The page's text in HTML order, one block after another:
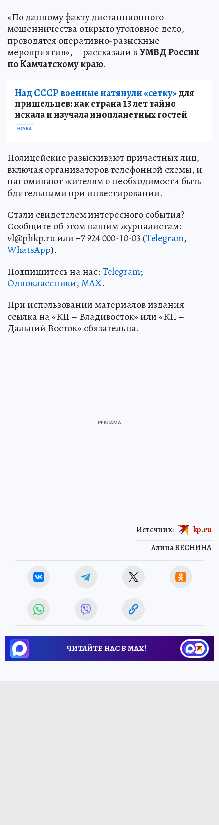
«По данному факту дистанционного
мошенничества открыто уголовное дело,
проводятся оперативно-разыскные
мероприятия», – рассказали вУМВД России
по Камчатскому краю.
Над СССР военные натянули «сетку»для
пришельцев: как страна 13 лет тайно
искала и изучала инопланетных гостей
НАУКА
Полицейские разыскивают причастных лиц,
включая организаторов телефонной схемы, и
напоминают жителям о необходимости быть
бдительными при инвестировании.
Стали свидетелем интересного события?
Сообщите об этом нашим журналистам:
vl@phkp.ru или +7 924 000-10-03 (Telegram,
WhatsApp).
Подпишитесь на нас:Telegram;
Одноклассники,MAX.
При использовании материалов издания
ссылка на «КП – Владивосток» или «КП –
Дальний Восток» обязательна.
Алина ВЕСНИНА
Источник: kp.ru
ЧИТАЙТЕ НАС В МАХ!